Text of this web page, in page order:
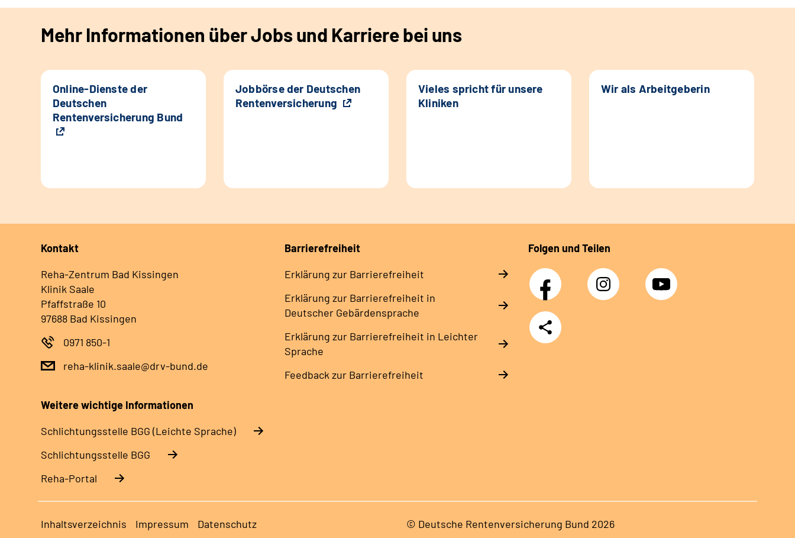
Mehr Informationen über Jobs und Karriere bei uns
Online-Dienste der
Deutschen
Rentenversicherung Bund
Jobbörse der Deutschen
Rentenversicherung
Vieles spricht für unsere
Kliniken
Wir als Arbeitgeberin
Kontakt
Reha-Zentrum Bad Kissingen
Klinik Saale
Pfaffstraße 10
97688 Bad Kissingen
0971 850-1
reha-klinik.saale@drv-bund.de
Barrierefreiheit
Erklärung zur Barrierefreiheit
Erklärung zur Barrierefreiheit in
Deutscher Gebärdensprache
Erklärung zur Barrierefreiheit in Leichter
Sprache
Feedback zur Barrierefreiheit
Folgen und Teilen
Facebook Instagram YouTube
Teilen
Weitere wichtige Informationen
Schlich­tungs­stel­le BGG (Leichte Sprache)
Schlich­tungs­stel­le BGG
Reha-Portal
Inhaltsverzeichnis Impressum Datenschutz © Deutsche Rentenversicherung Bund 2026